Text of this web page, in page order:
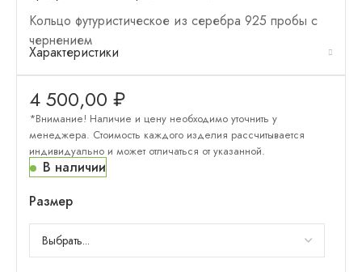
Кольцо футуристическое из серебра 925 пробы с
чернением
Характеристики
4 500,00 ₽
*Внимание! Наличие и цену необходимо уточнить у
менеджера. Стоимость каждого изделия рассчитывается
индивидуально и может отличаться от указанной.
В наличии
Размер